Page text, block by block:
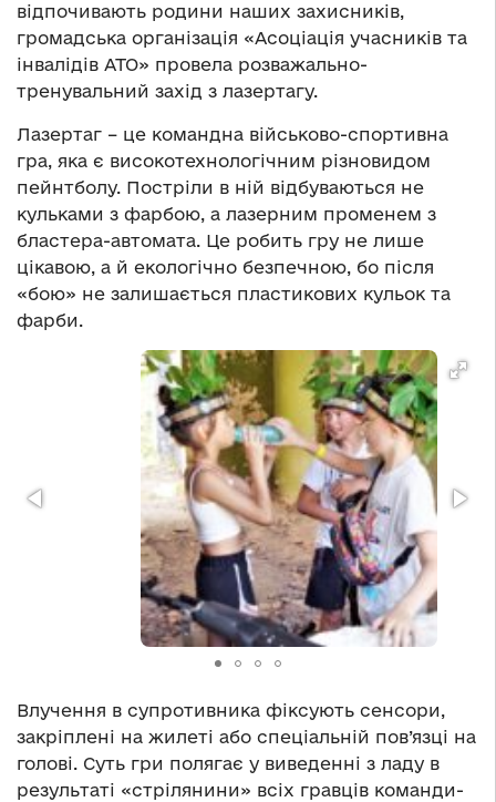
відпочивають родини наших захисників,
громадська організація «Асоціація учасників та
інвалідів АТО» провела розважально-
тренувальний захід з лазертагу.
Лазертаг – це командна військово-спортивна
гра, яка є високотехнологічним різновидом
пейнтболу. Постріли в ній відбуваються не
кульками з фарбою, а лазерним променем з
бластера-автомата. Це робить гру не лише
цікавою, а й екологічно безпечною, бо після
«бою» не залишається пластикових кульок та
фарби.
Влучення в супротивника фіксують сенсори,
закріплені на жилеті або спеціальній пов’язці на
голові. Суть гри полягає у виведенні з ладу в
результаті «стрілянини» всіх гравців команди-